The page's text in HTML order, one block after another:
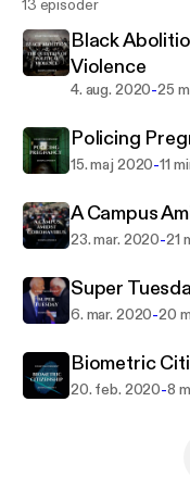
13 episoder
Black
Violence
4. aug. 2020-25
Policing
15. maj 2020-11
A Campus
23. mar. 2020-21
Super
6. mar. 2020-20
Biometric
20. feb. 2020-8